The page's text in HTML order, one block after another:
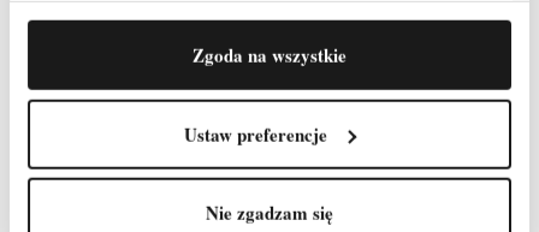
Zgoda na wszystkie
Ustaw preferencje
Nie zgadzam się
Rama 1m - 2 szt.
Podest z klapą – 2 szt.